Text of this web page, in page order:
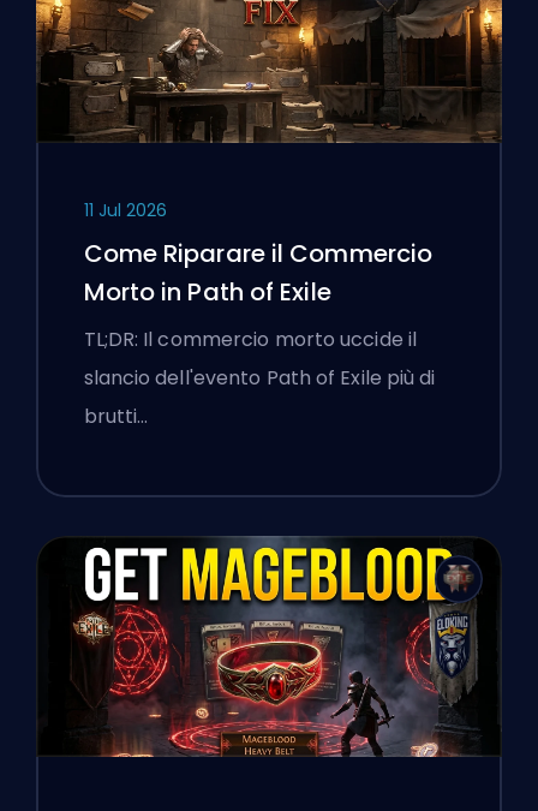
11 Jul 2026
Come Riparare il Commercio
Morto in Path of Exile
TL;DR: Il commercio morto uccide il
slancio dell'evento Path of Exile più di
brutti…